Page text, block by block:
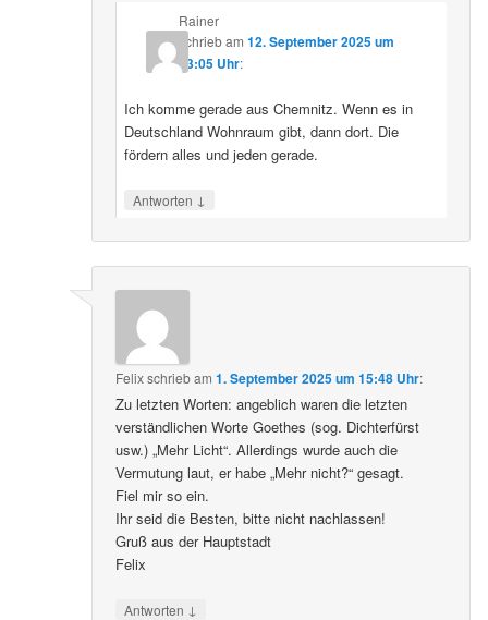
Rainer
schriebam 12. September 2025 um
23:05 Uhr:
Ich komme gerade aus Chemnitz. Wenn es in
Deutschland Wohnraum gibt, dann dort. Die
fördern alles und jeden gerade.
Antworten ↓
Felixschriebam1. September 2025 um 15:48 Uhr:
Zu letzten Worten: angeblich waren die letzten
verständlichen Worte Goethes (sog. Dichterfürst
usw.) „Mehr Licht“. Allerdings wurde auch die
Vermutung laut, er habe „Mehr nicht?“ gesagt.
Fiel mir so ein.
Ihr seid die Besten, bitte nicht nachlassen!
Gruß aus der Hauptstadt
Felix
Antworten ↓